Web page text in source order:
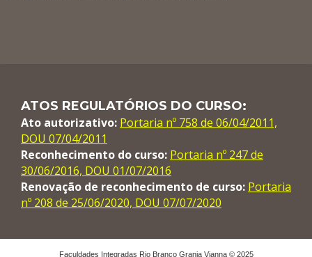
ATOS REGULATÓRIOS DO CURSO:
Ato autorizativo: Portaria nº 758 de 06/04/2011,
DOU 07/04/2011
Reconhecimento do curso: Portaria nº 247 de
30/06/2016, DOU 01/07/2016
Renovação de reconhecimento de curso: Portaria
nº 208 de 25/06/2020, DOU 07/07/2020
Faculdades Integradas Rio Branco Granja Vianna © 2025